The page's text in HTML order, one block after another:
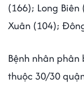
(166); Long
Xuân (104);
Bệnh nhân
thuộc 30/30